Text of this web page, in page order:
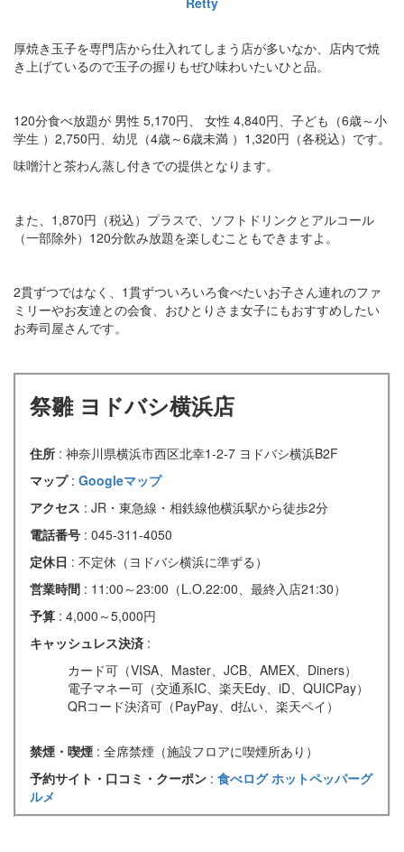
厚焼き玉子を専門店から仕入れてしまう店が多いなか、店内で焼
き上げているので玉子の握りもぜひ味わいたいひと品。
120分食べ放題が 男性 5,170円、 女性 4,840円、子ども（6歳～小
学生 ）2,750円、幼児（4歳～6歳未満 ）1,320円（各税込）です。
味噌汁と茶わん蒸し付きでの提供となります。
また、1,870円（税込）プラスで、ソフトドリンクとアルコール
（一部除外）120分飲み放題を楽しむこともできますよ。
2貫ずつではなく、1貫ずついろいろ食べたいお子さん連れのファ
ミリーやお友達との会食、おひとりさま女子にもおすすめしたい
お寿司屋さんです。
祭雛 ヨドバシ横浜店
住所 : 神奈川県横浜市西区北幸1-2-7 ヨドバシ横浜B2F
マップ : Googleマップ
アクセス : JR・東急線・相鉄線他横浜駅から徒歩2分
電話番号 : 045-311-4050
定休日 : 不定休（ヨドバシ横浜に準ずる）
営業時間 : 11:00～23:00（L.O.22:00、最終入店21:30）
予算 : 4,000～5,000円
キャッシュレス決済 :
カード可（VISA、Master、JCB、AMEX、Diners）
電子マネー可（交通系IC、楽天Edy、iD、QUICPay）
QRコード決済可（PayPay、d払い、楽天ペイ）
禁煙・喫煙 : 全席禁煙（施設フロアに喫煙所あり）
予約サイト・口コミ・クーポン : 食べログホットペッパーグ
ルメ